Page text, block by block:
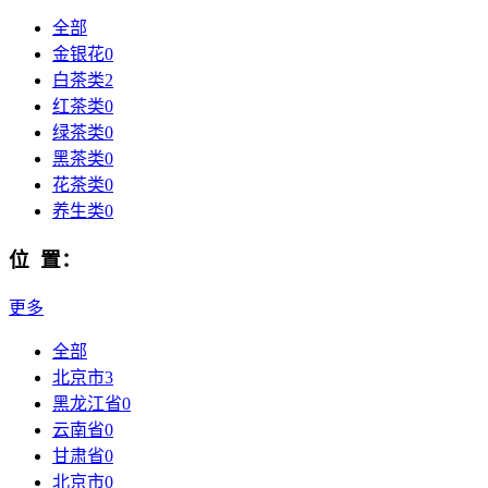
全部
金银花0
白茶类2
红茶类0
绿茶类0
黑茶类0
花茶类0
养生类0
位 置：
更多
全部
北京市3
黑龙江省0
云南省0
甘肃省0
北京市0